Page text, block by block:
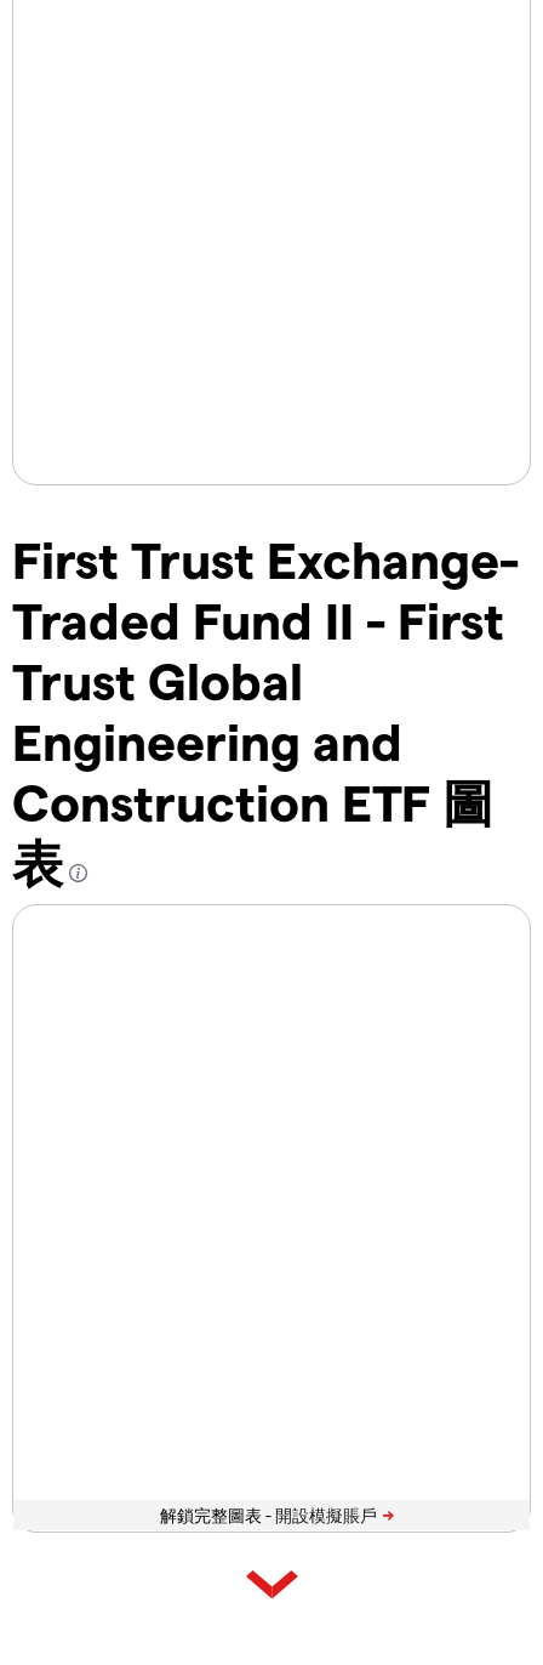
First Trust Exchange-
Traded Fund II - First
Trust Global
Engineering and
Construction ETF 圖
表
解鎖完整圖表 -